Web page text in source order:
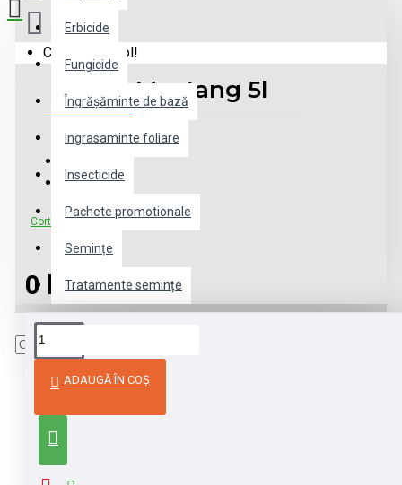
Erbicide
Fungicide
Îngrășăminte de bază
Ingrasaminte foliare
Insecticide
Pachete promotionale
Semințe
Tratamente semințe
Coșul este gol!
Mustang 5l
0 lei
Model: #222
Corteva Agriscience
ADAUGĂ ÎN COŞ
DESCRIERE
și porumb. Produsul se aplică primavara la temperaturi de peste
5ºC, spre deosebire de produsele standard, care devin active numai
de la temperaturi de peste 8-10ºC. Mustang poate fi administrat